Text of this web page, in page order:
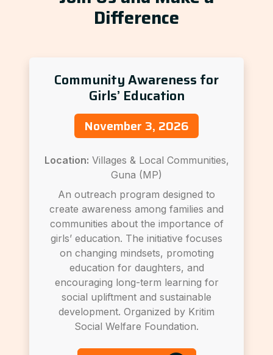
Difference
Community Awareness for
Girls’ Education
November 3, 2026
Location: Villages & Local Communities,
Guna (MP)
An outreach program designed to
create awareness among families and
communities about the importance of
girls’ education. The initiative focuses
on changing mindsets, promoting
education for daughters, and
encouraging long-term learning for
social upliftment and sustainable
development. Organized by Kritim
Social Welfare Foundation.